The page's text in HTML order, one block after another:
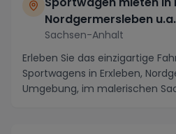
Nordgermersleben u.a.
Sachsen-Anhalt
Erleben Sie das einzigartige
Sportwagens in Erxleben,
Umgebung, im malerischen